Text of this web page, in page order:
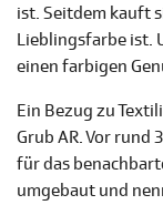
ist. Seitdem kauft
Lieblingsfarbe ist.
einen farbigen
Ein Bezug zu
Grub AR. Vor rund
für das
umgebaut und